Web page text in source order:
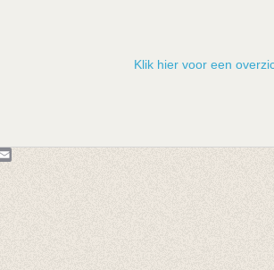
Klik hier voor een
Pinterest